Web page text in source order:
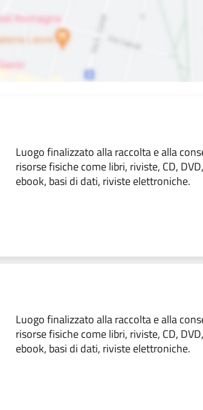
Luogo finalizzato alla raccolta e alla
risorse fisiche come libri, riviste, CD,
ebook, basi di dati, riviste elettroniche.
Luogo finalizzato alla raccolta e alla
risorse fisiche come libri, riviste, CD,
ebook, basi di dati, riviste elettroniche.